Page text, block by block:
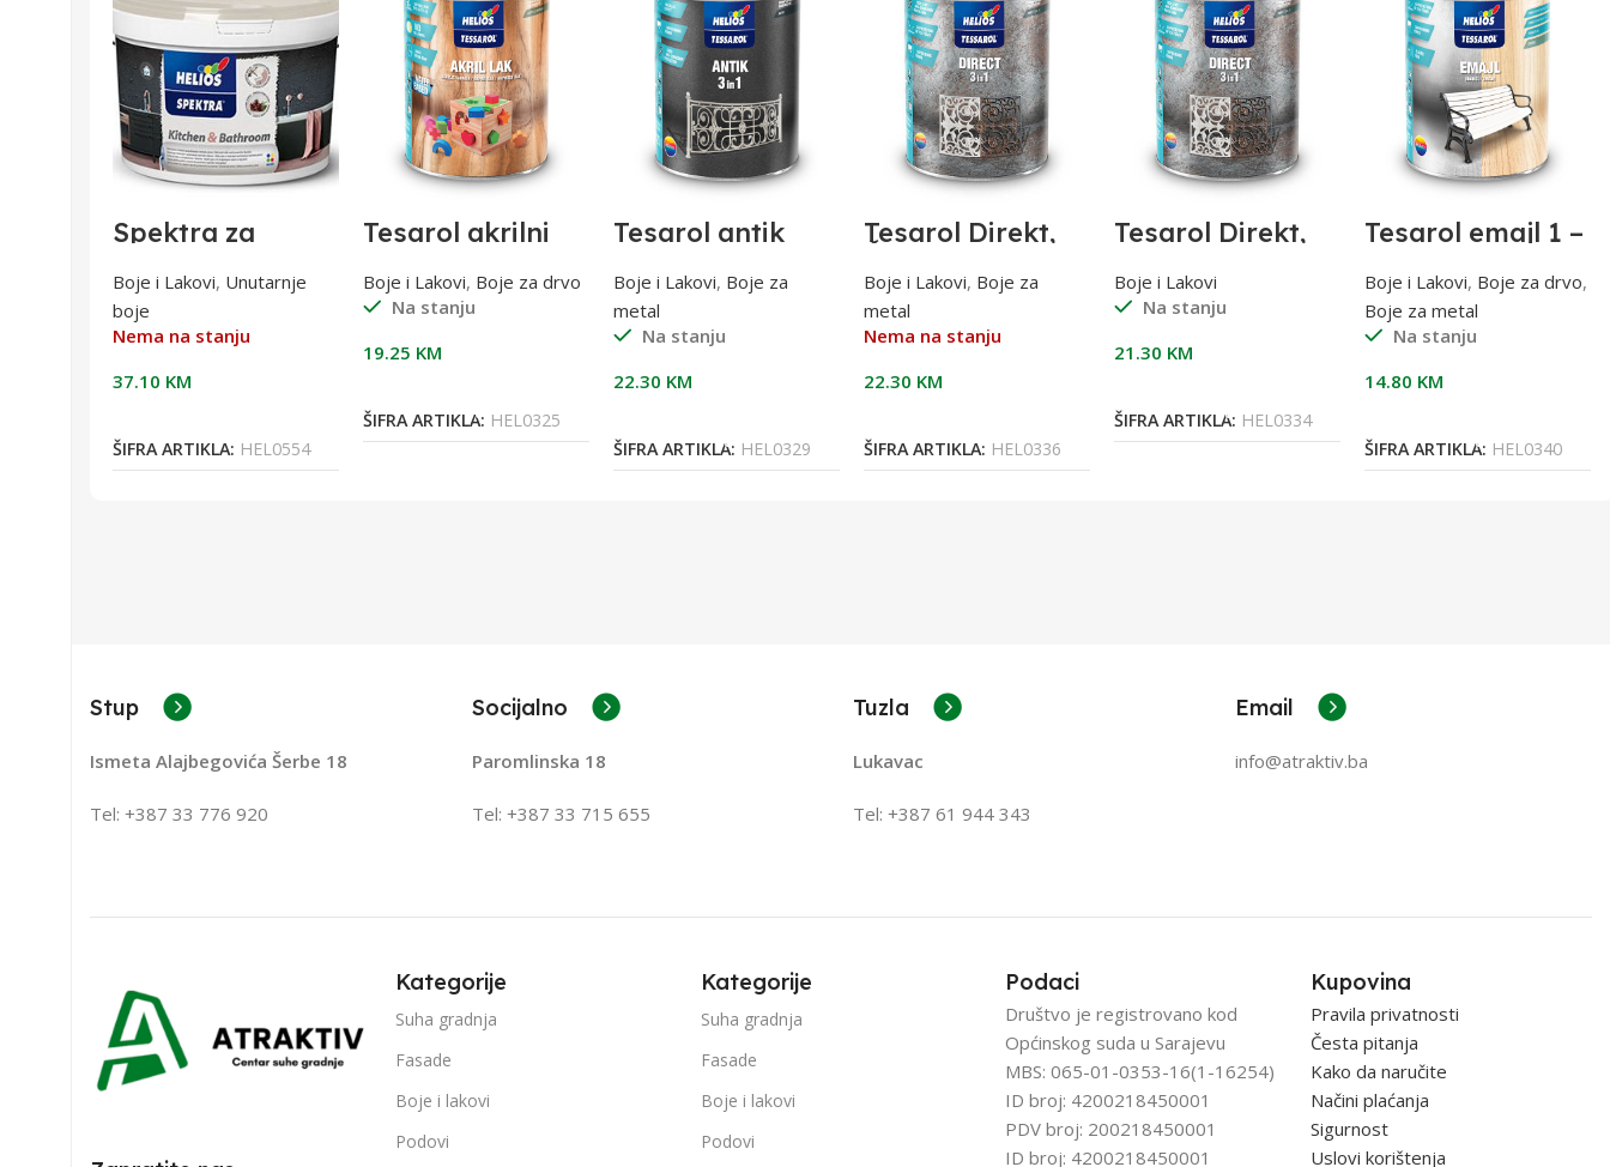
Spektra za
kuhinje i
kupaonice 5lit
Boje i Lakovi, Unutarnje
boje
Nema na stanju
37.10 KM
ŠIFRA ARTIKLA: HEL0554
Tesarol akrilni
0,75l
Boje i Lakovi, Boje za drvo
Na stanju
19.25 KM
ŠIFRA ARTIKLA: HEL0325
Tesarol antik
Boje i Lakovi, Boje za
metal
Na stanju
22.30 KM
ŠIFRA ARTIKLA: HEL0329
Tesarol Direkt,
Čokoladno-
smeđi,RAL 8017
0,75 l, za metal
Boje i Lakovi, Boje za
metal
Nema na stanju
22.30 KM
ŠIFRA ARTIKLA: HEL0336
Tesarol Direkt,
metal RAL9005
Boje i Lakovi
Na stanju
21.30 KM
ŠIFRA ARTIKLA: HEL0334
Tesarol emajl 1 –
BIJELI; 0,75 l
Boje i Lakovi, Boje za drvo,
Boje za metal
Na stanju
14.80 KM
ŠIFRA ARTIKLA: HEL0340
Stup
Ismeta Alajbegovića Šerbe 18
Tel: +387 33 776 920
Socijalno
Paromlinska 18
Tel: +387 33 715 655
Tuzla
Lukavac
Tel: +387 61 944 343
Email
info@atraktiv.ba
Kategorije
Suha gradnja
Fasade
Boje i lakovi
Podovi
Kategorije
Suha gradnja
Fasade
Boje i lakovi
Podovi
Podaci
Društvo je registrovano kod
Općinskog suda u Sarajevu
MBS: 065-01-0353-16(1-16254)
ID broj: 4200218450001
PDV broj: 200218450001
ID broj: 4200218450001
Kupovina
Pravila privatnosti
Česta pitanja
Kako da naručite
Načini plaćanja
Sigurnost
Uslovi korištenja